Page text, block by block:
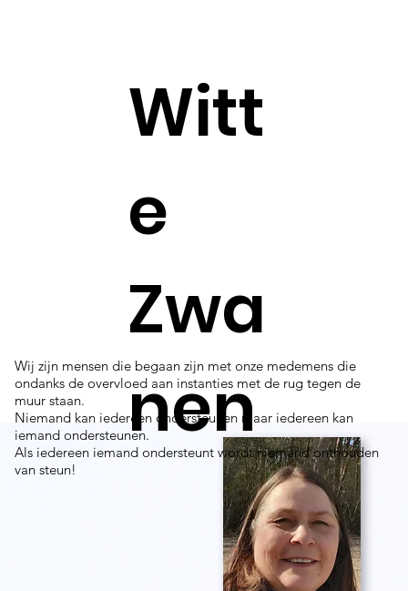
Wij zijn mensen die begaan zijn met onze medemens die
ondanks de overvloed aan instanties met de rug tegen de
muur staan.
Niemand kan iedereen ondersteunen maar iedereen kan
iemand ondersteunen.
Als iedereen iemand ondersteunt wordt niemand onthouden
van steun!
Witt
e
Zwa
nen